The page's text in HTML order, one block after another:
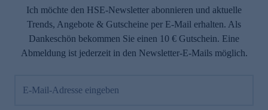
Ich möchte den HSE-Newsletter abonnieren und aktuelle
Trends, Angebote & Gutscheine per E-Mail erhalten. Als
Dankeschön bekommen Sie einen 10 € Gutschein. Eine
Abmeldung ist jederzeit in den Newsletter-E-Mails möglich.
E-Mail-Adresse eingeben